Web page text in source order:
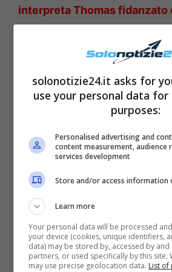
interpreta Thomas fidanzato
Gli altri ospiti del
programma
solonotizie24.it asks for
use your personal data
purposes:
Personalised advertising and
content measurement, audience
services development
Store and/or access information
Learn more
Your personal data will be processed
your device (cookies, unique identifiers,
data) may be stored by, accessed by
partners, or used specifically by this site.
may use precise geolocation data. List of